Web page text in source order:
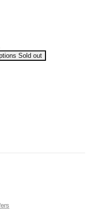
Sold out